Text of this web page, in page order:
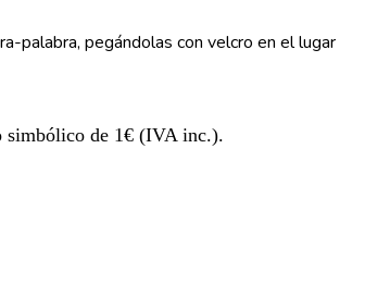
palabra, pegándolas con velcro en el lugar
simbólico de 1€ (IVA inc.).